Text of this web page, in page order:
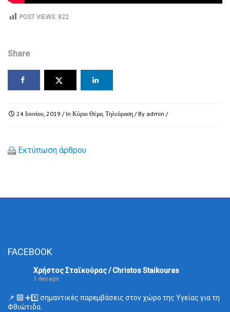
POST VIEWS: 822
Share
24 Ιουνίου, 2019 / In Κύριο Θέμα, Τηλεόραση / By admin /
Εκτύπωση άρθρου
FACEBOOK
Χρήστος Σταϊκούρας / Christos Staikouras
1 day ago
📌 🔟 ➕1️⃣ σημαντικές παρεμβάσεις στον χώρο της Υγείας για τη
Φθιώτιδα.